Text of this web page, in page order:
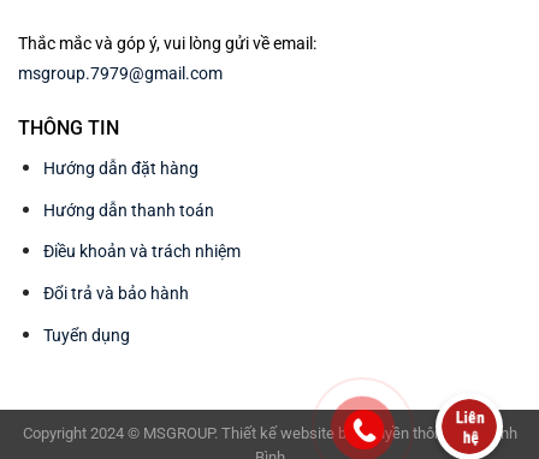
Thắc mắc và góp ý, vui lòng gửi về email:
msgroup.7979@gmail.com
THÔNG TIN
Hướng dẫn đặt hàng
Hướng dẫn thanh toán
Điều khoản và trách nhiệm
Đổi trả và bảo hành
Tuyển dụng
Copyright 2024 © MSGROUP. Thiết kế website bởiTruyền thông BAV Ninh